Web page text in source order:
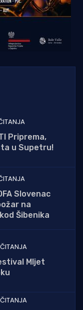
Priprema,
u Supetru!
Slovenac
na
Šibenika
Mljet